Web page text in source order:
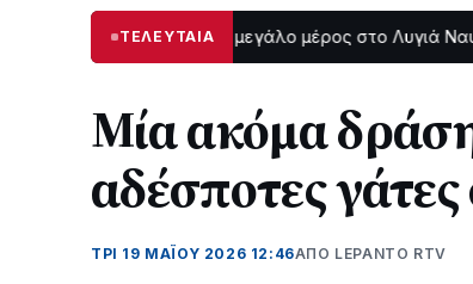
ΤΕΛΕΥΤΑΙΑ
Στο σκοτάδι μεγάλο μέρος στο Λυγιά Ναυπάκτου12:08
Μία ακόμα
αδέσποτες γάτες
ΤΡΊ 19 ΜΑΪΟΥ 2026 12:46ΑΠΌ LEPANTO RTV